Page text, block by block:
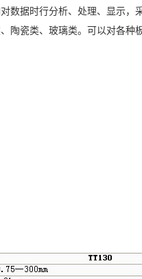
据时行分析、处理、显示
瓷类、玻璃类。可以对各